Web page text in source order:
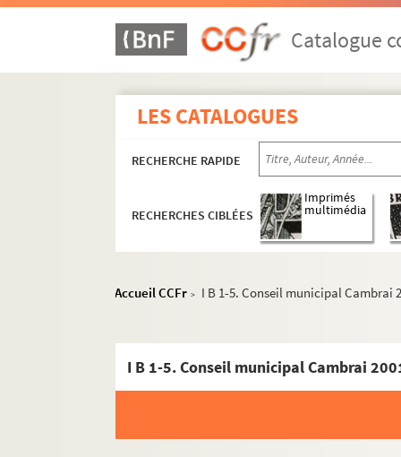
Catalogue
LES CATALOGUES
RECHERCHE RAPIDE
RECHERCHES CIBLÉES
Imprimés
multimédia
Accueil CCFr > I B 1-5. Conseil municipal Cambrai
I B 1-5. Conseil municipal Cambrai